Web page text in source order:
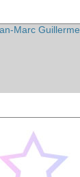
Marc Guillerme